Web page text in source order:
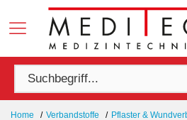
Home Verbandstoffe Pflaster &